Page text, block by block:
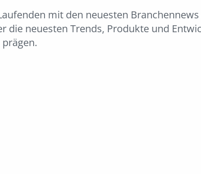
mit den neuesten
die neuesten Trends, Produkte und